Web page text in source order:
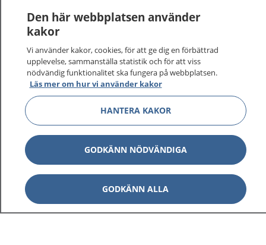
vårdärenden. Ring telefonnummer 1177 för
sjukvårdsrådgivning dygnet runt.
1177 ger dig råd när du vill må bättre.
1177 på flera språk Visa
Om 1177 Visa
Kontakt Visa
Den här webbplatsen använder
kakor
Vi använder kakor, cookies, för att ge dig en förbättrad
upplevelse, sammanställa statistik och för att viss
nödvändig funktionalitet ska fungera på webbplatsen.
Läs mer om hur vi använder kakor
HANTERA KAKOR
GODKÄNN NÖDVÄNDIGA
GODKÄNN ALLA